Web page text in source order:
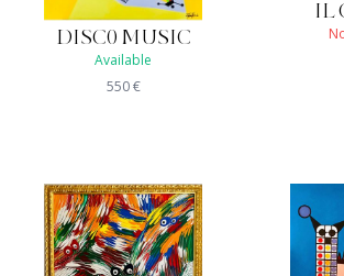
DISC0 MUSIC
Available
550€
IL